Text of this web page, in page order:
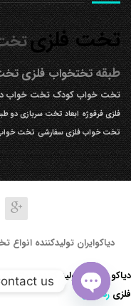
تخت فلزی
طبقه تختخواب فلزی
تخت خواب کودک تخت خواب
فلزی فرفوژه ابعاد تخت سربازی دو
تخت خواب فلزی سفارشی تخت
دیاکوایران تولیدکننده
دیاکو صنعت تولید کننده انواع
فلزی رد کردن
us